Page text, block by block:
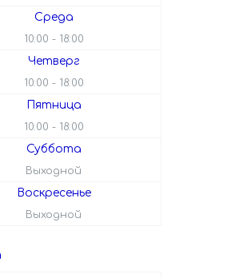
Среда
10:00 18:00
Четверг
10:00 18:00
Пятница
10:00 18:00
Суббота
Выходной
Воскресенье
Выходной